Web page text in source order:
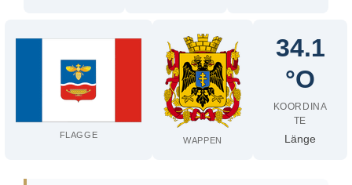
FLAGGE
WAPPEN
34.1
°O
KOORDINA
TE
Länge